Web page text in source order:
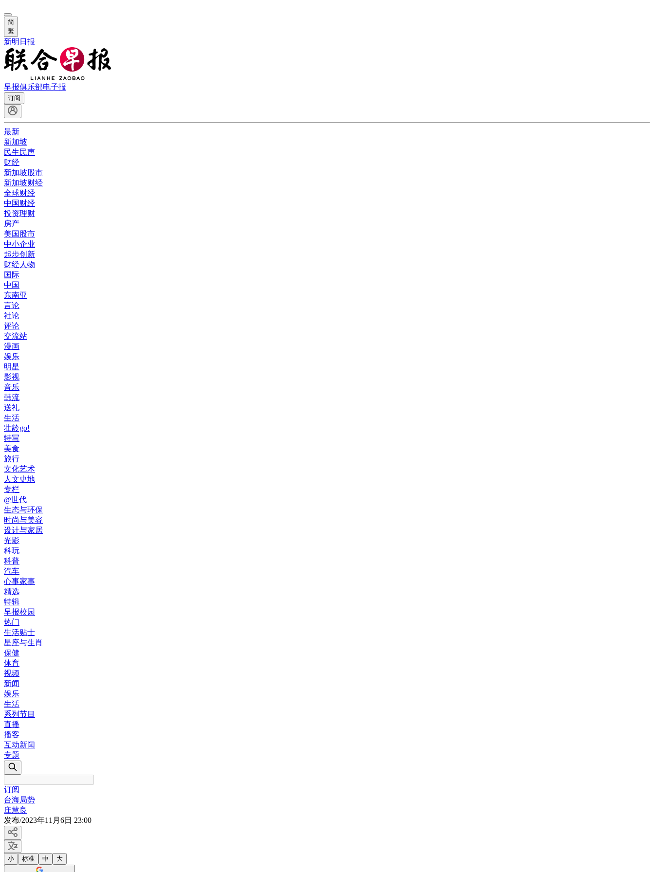
简
繁
新明日报
早报俱乐部电子报
订阅
最新
新加坡
民生民声
财经
新加坡股市
新加坡财经
全球财经
中国财经
投资理财
房产
美国股市
中小企业
起步创新
财经人物
国际
中国
东南亚
言论
社论
评论
交流站
漫画
娱乐
明星
影视
音乐
韩流
送礼
生活
壮龄go!
特写
美食
旅行
文化艺术
人文史地
专栏
@世代
生态与环保
时尚与美容
设计与家居
光影
科玩
科普
汽车
心事家事
精选
特辑
早报校园
热门
生活贴士
星座与生肖
保健
体育
视频
新闻
娱乐
生活
系列节目
直播
播客
互动新闻
专题
订阅
台海局势
庄慧良
发布/2023年11月6日 23:00
小 标准 中 大